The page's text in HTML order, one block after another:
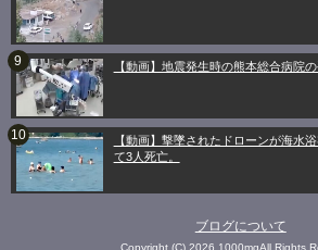
【動画】地震発生時の熊本総合病院
【動画】撃墜されたドローンが海水
て3人死亡。
ブログについて
Copyright (C) 2026 1000mgAll Rights